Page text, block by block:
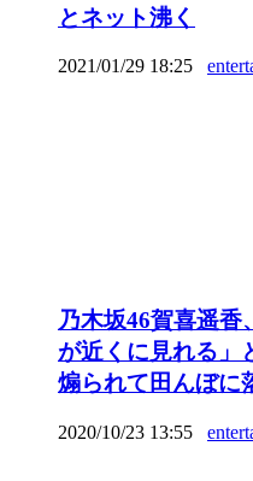
とネット沸く
2021/01/29 18:25
乃木坂46賀喜遥
が近くに見れる」
煽られて田んぼに
2020/10/23 13:55